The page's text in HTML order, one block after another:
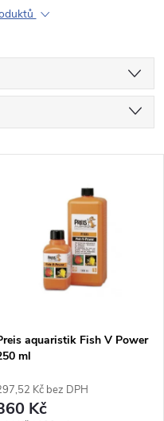
aquaristik Fish V Power
ml
Kč bez DPH
Kč